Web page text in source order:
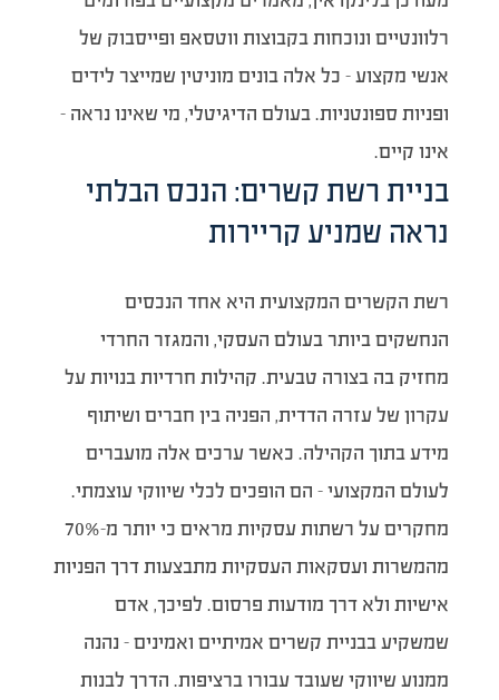
רלוונטיים ונוכחות בקבוצות ווטסאפ ופייסבוק של
אנשי מקצוע – כל אלה בונים מוניטין שמייצר לידים
ופניות ספונטניות. בעולם הדיגיטלי, מי שאינו נראה –
אינו קיים.
בניית רשת קשרים: הנכס הבלתי
נראה שמניע קריירות
רשת הקשרים המקצועית היא אחד הנכסים
הנחשקים ביותר בעולם העסקי, והמגזר החרדי
מחזיק בה בצורה טבעית. קהילות חרדיות בנויות על
עקרון של עזרה הדדית, הפניה בין חברים ושיתוף
מידע בתוך הקהילה. כאשר ערכים אלה מועברים
לעולם המקצועי – הם הופכים לכלי שיווקי עוצמתי.
מחקרים על רשתות עסקיות מראים כי יותר מ-70%
מהמשרות ועסקאות העסקיות מתבצעות דרך הפניות
אישיות ולא דרך מודעות פרסום. לפיכך, אדם
שמשקיע בבניית קשרים אמיתיים ואמינים – נהנה
ממנוע שיווקי שעובד עבורו ברציפות. הדרך לבנות